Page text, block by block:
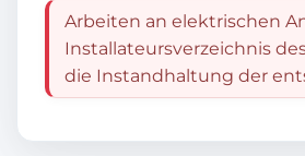
Arbeiten an elektrischen
Installateursverzeichnis
die Instandhaltung der